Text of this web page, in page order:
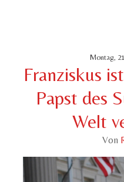
Montag,
Franziskus
Papst des
Welt
Von